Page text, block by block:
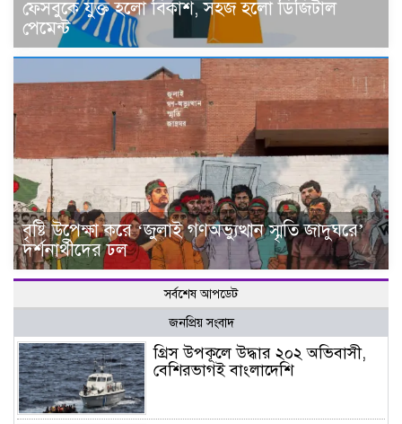
ফেসবুকে যুক্ত হলো বিকাশ, সহজ হলো ডিজিটাল
পেমেন্ট
বৃষ্টি উপেক্ষা করে ‘জুলাই গণঅভ্যুত্থান স্মৃতি জাদুঘরে’
দর্শনার্থীদের ঢল
সর্বশেষ আপডেট
জনপ্রিয় সংবাদ
গ্রিস উপকূলে উদ্ধার ২০২ অভিবাসী,
বেশিরভাগই বাংলাদেশি